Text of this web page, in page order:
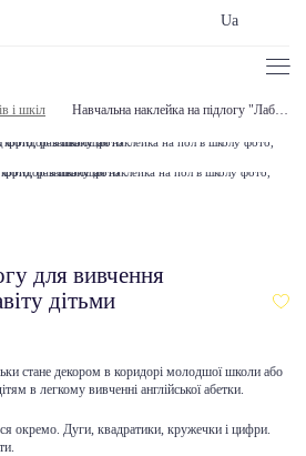
Ua
і шкіл Навчальна наклейка на підлогу "Лабіринт"
для вивчення
дітьми
стане декором в коридорі молодшої школи або
в легкому вивченні англійської абетки.
окремо. Дуги, квадратики, кружечки і цифри.